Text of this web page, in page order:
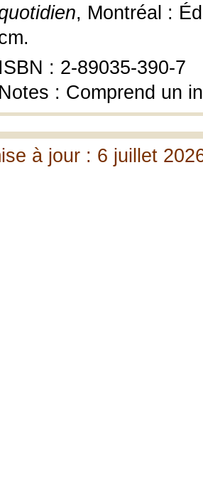
, Montréal :
ISBN : 2-89035-390-7
Notes : Comprend un
à jour : 6 juillet